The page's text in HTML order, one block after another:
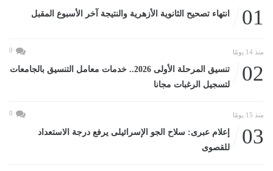
01 انتهاء تصحيح الثانوية الأزهرية والنتيجة آخر الأسبوع المقبل
منذ 14 يومًا 0
02
تنسيق المرحلة الأولى 2026.. خدمات معامل التنسيق بالجامعات
لتسجيل الرغبات مجانا
منذ 15 يومًا 0
03
إعلام عبرى: سلاح الجو الإسرائيلى يرفع درجة الاستعداد
للقصوى